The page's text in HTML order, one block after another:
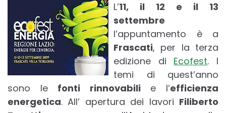
L’11, il 12 e il 13
settembre
l’appuntamento è a
Frascati, per la terza
edizione di Ecofest. I
temi di quest’anno
sono le fonti rinnovabilie l’efficienza
energetica. All’ apertura dei lavori Filiberto